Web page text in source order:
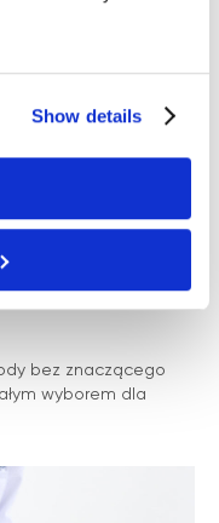
Show details
WIĘCEJ
tylko wysoką
eksploatacji, co
kosmetycznych,
zabiegów potrzebny
materiałów
wkłady czy
koszty kliniki i zwiększa
bez znaczącego
wyborem dla